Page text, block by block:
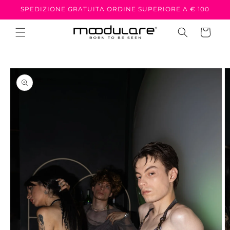
direttamente
ai contenuti
SPEDIZIONE GRATUITA ORDINE SUPERIORE A € 100
Carrello
Passa alle
informazioni
sul prodotto